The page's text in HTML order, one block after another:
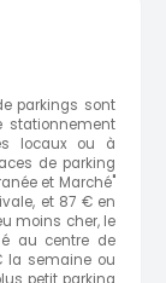
parkings sont
stationnement
locaux ou à
de parking
et Marché"
et 87 € en
moins cher, le
au centre de
la semaine ou